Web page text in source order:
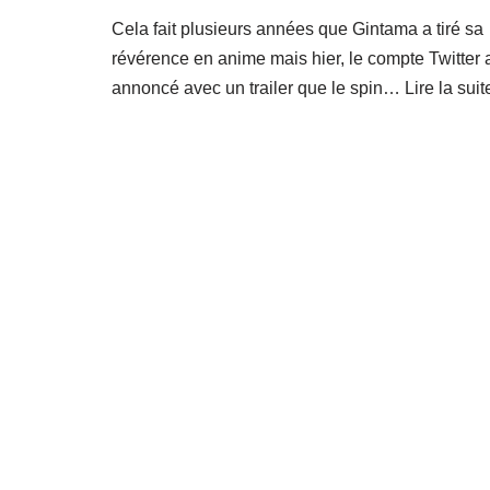
Cela fait plusieurs années que Gintama a tiré sa
révérence en anime mais hier, le compte Twitter
annoncé avec un trailer que le spin… Lire la